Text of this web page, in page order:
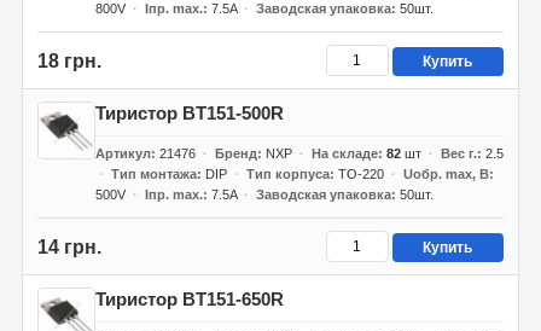
800V
Iпр. max. 7.5A Заводская упаковка 50шт.
18 грн. Купить
Тиристор BT151-500R
Артикул 21476 Бренд NXP На складе 82шт Вес г. 2.5
Тип монтажа
DIP Тип корпуса TO-220
Uобр. max, В
500V
Iпр. max. 7.5A Заводская упаковка 50шт.
14 грн. Купить
Тиристор BT151-650R